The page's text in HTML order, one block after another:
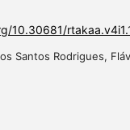
10.30681/
Santos Rodrigues,